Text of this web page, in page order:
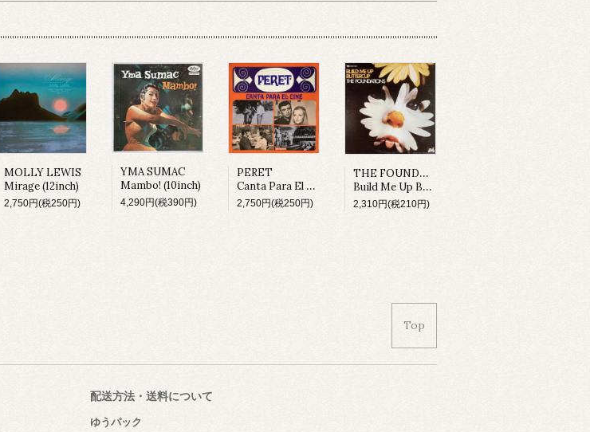
MOLLY LEWIS
Mirage (12inch)
2,750円(税250円)
YMA SUMAC
Mambo! (10inch)
4,290円(税390円)
PERET
Canta Para El Cine (LP)
2,750円(税250円)
THE FOUNDATIONS
Build Me Up Buttercup (LP)
2,310円(税210円)
Top
配送方法・送料について
ゆうパック